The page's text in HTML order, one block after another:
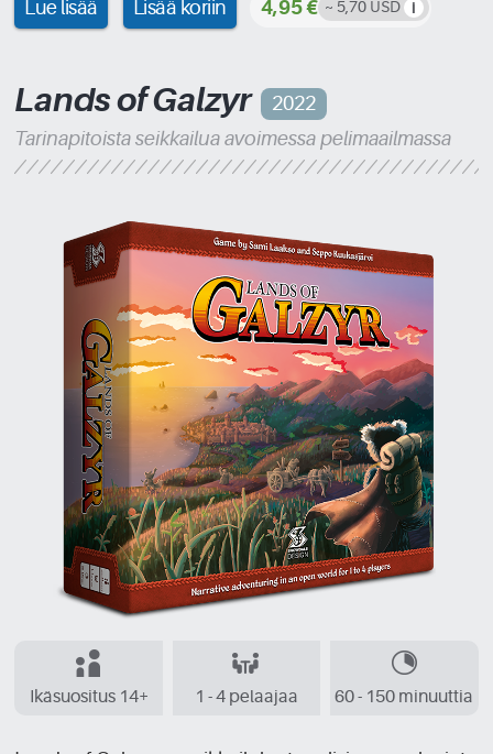
Lue lisää Lisää koriin 4,95 € ~ 5,70 USD
Lands of Galzyr
2022
Tarinapitoista seikkailua avoimessa pelimaailmassa
Ikäsuositus 14+ 1 - 4 pelaajaa 60 - 150 minuuttia